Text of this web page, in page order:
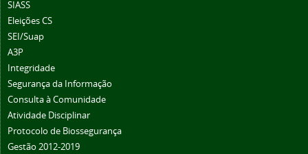
SIASS
Eleições CS
SEI/Suap
A3P
Integridade
Segurança da Informação
Consulta à Comunidade
Atividade Disciplinar
Protocolo de Biossegurança
Gestão 2012-2019